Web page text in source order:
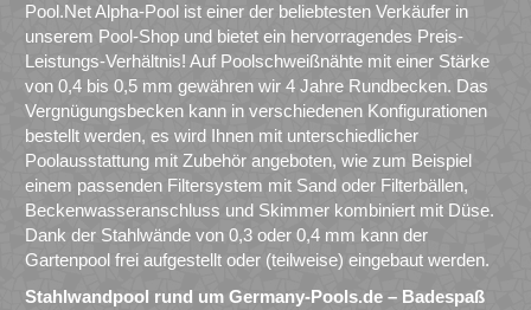
Pool.Net Alpha-Pool ist einer der beliebtesten Verkäufer in
unserem Pool-Shop und bietet ein hervorragendes Preis-
Leistungs-Verhältnis! Auf Poolschweißnähte mit einer Stärke
von 0,4 bis 0,5 mm gewähren wir 4 Jahre Rundbecken. Das
Vergnügungsbecken kann in verschiedenen Konfigurationen
bestellt werden, es wird Ihnen mit unterschiedlicher
Poolausstattung mit Zubehör angeboten, wie zum Beispiel
einem passenden Filtersystem mit Sand oder Filterbällen,
Beckenwasseranschluss und Skimmer kombiniert mit Düse.
Dank der Stahlwände von 0,3 oder 0,4 mm kann der
Gartenpool frei aufgestellt oder (teilweise) eingebaut werden.
Stahlwandpool rund um Germany-Pools.de – Badespaß